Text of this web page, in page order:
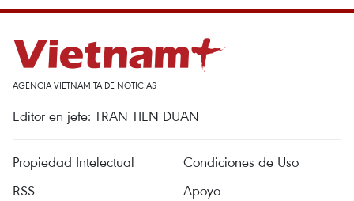
AGENCIA VIETNAMITA DE NOTICIAS
Editor en jefe: TRAN TIEN DUAN
Propiedad Intelectual
Condiciones de Uso
RSS
Apoyo